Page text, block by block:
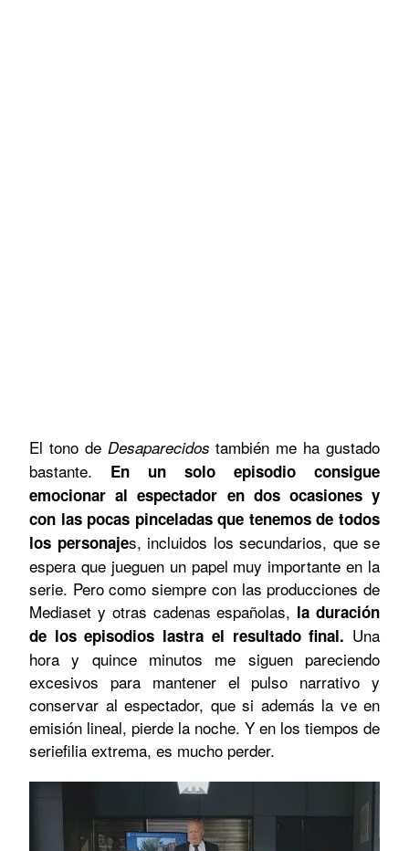
El tono de Desaparecidostambién me ha gustado
bastante. En un solo episodio consigue
emocionar al espectador en dos ocasiones y
con las pocas pinceladas que tenemos de todos
los personajes, incluidos los secundarios, que se
espera que jueguen un papel muy importante en la
serie. Pero como siempre con las producciones de
Mediaset y otras cadenas españolas, la duración
de los episodios lastra el resultado final. Una
hora y quince minutos me siguen pareciendo
excesivos para mantener el pulso narrativo y
conservar al espectador, que si además la ve en
emisión lineal, pierde la noche. Y en los tiempos de
seriefilia extrema, es mucho perder.